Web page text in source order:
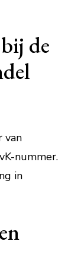
de
van
nummer.
in